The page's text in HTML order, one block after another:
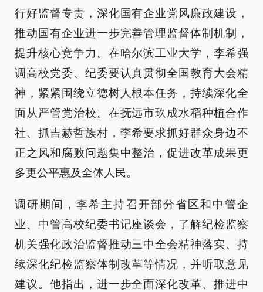
行好监督专责，深化国有企业党风廉政建设，
推动国有企业进一步完善管理监督体制机制，
提升核心竞争力。在哈尔滨工业大学，李希强
调高校党委、纪委要认真贯彻全国教育大会精
神，紧紧围绕立德树人根本任务，持续深化全
面从严管党治校。在抚远市玖成水稻种植合作
社、抓吉赫哲族村，李希要求抓好群众身边不
正之风和腐败问题集中整治，促进改革成果更
多更公平惠及全体人民。
调研期间，李希主持召开部分省区和中管企
业、中管高校纪委书记座谈会，了解纪检监察
机关强化政治监督推动三中全会精神落实、持
续深化纪检监察体制改革等情况，并听取意见
建议。他指出，进一步全面深化改革、推进中